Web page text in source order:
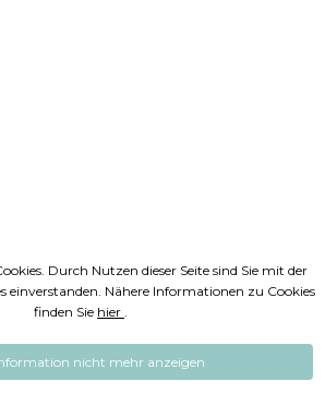
Durch Nutzen dieser Seite sind Sie mit der
einverstanden. Nähere Informationen zu Cookies
finden Sie hier .
nicht mehr anzeigen